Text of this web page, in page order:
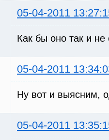
05-04-2011
Как бы оно так и
05-04-2011
Ну вот и выясним,
05-04-2011